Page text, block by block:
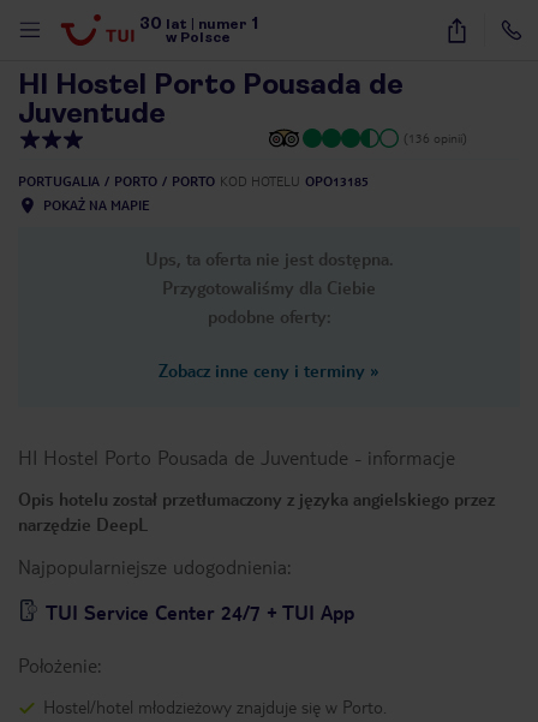
30 lat numer 1
w Polsce
67
HI Hostel Porto Pousada de
Juventude
(136 opinii)
PORTUGALIA PORTO PORTO KOD HOTELU OPO13185
POKAŻ NA MAPIE
Ups, ta oferta nie jest dostępna.
Przygotowaliśmy dla Ciebie
podobne oferty:
Zobacz inne ceny i terminy »
HI Hostel Porto Pousada de Juventude - informacje
Opis hotelu został przetłumaczony z języka angielskiego przez
narzędzie DeepL
Najpopularniejsze udogodnienia:
TUI Service Center 24/7 + TUI App
Położenie:
Hostel/hotel młodzieżowy znajduje się w Porto.